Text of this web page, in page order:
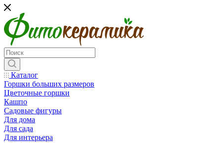
Каталог
Горшки больших размеров
Цветочные горшки
Кашпо
Садовые фигуры
Для дома
Для сада
Для интерьера